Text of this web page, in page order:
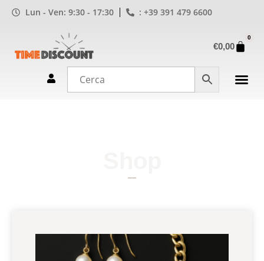
Lun - Ven: 9:30 - 17:30 : +39 391 479 6600
€0,00
0